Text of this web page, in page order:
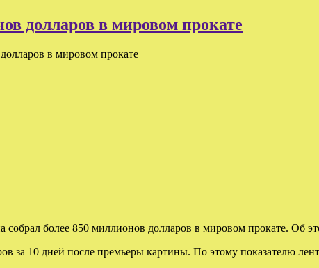
долларов в мировом прокате
в мировом прокате
более 850 миллионов долларов в мировом прокате. Об
за 10 дней после премьеры картины. По этому показателю